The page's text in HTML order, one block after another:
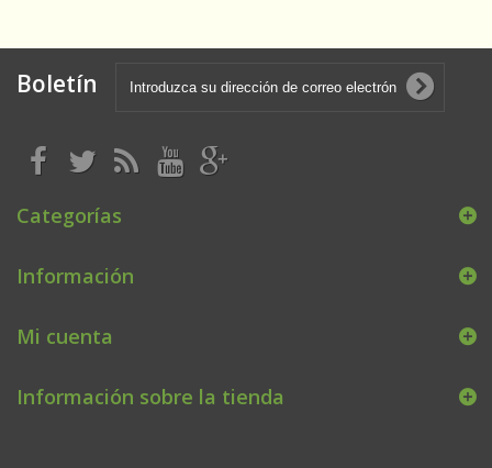
Boletín
Categorías
Información
Mi cuenta
Información sobre la tienda